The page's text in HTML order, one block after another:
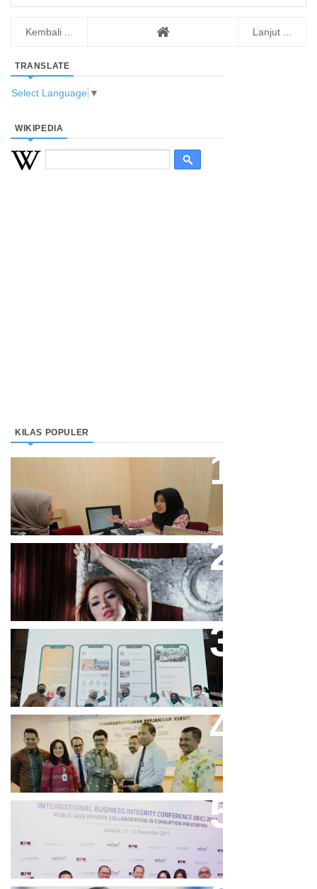
Kembali ... Lanjut ...
TRANSLATE
Select Language ▼
WIKIPEDIA
KILAS POPULER
Keuangan Syariah Di Indonesia
Meningkat
Cupi Cupita Luncurkan Single
“Yo Uwis”
Bandung Great Sale 2020 Go
Online Resmi Dimulai
Bank Bjb Fasilitasi Kredit Modal
Kerja Konstruksi PT Adhi Karya
Keren, Bank BJB Kantongi
Puluhan Penghargaan Sepanjang
2017